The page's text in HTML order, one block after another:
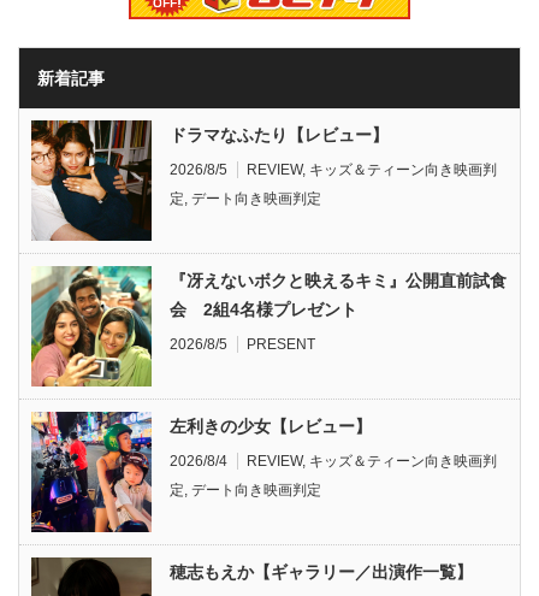
新着記事
ドラマなふたり【レビュー】
2026/8/5 REVIEW, キッズ＆ティーン向き映画判
定 デート向き映画判定
『冴えないボクと映えるキミ』公開直前試食
会 2組4名様プレゼント
2026/8/5 PRESENT
左利きの少女【レビュー】
2026/8/4 REVIEW, キッズ＆ティーン向き映画判
定 デート向き映画判定
穂志もえか【ギャラリー／出演作一覧】